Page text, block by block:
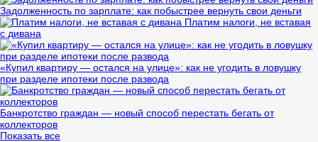
Задолженность по зарплате: как побыстрее вернуть свои деньги
Платим налоги, не вставая
с дивана
«Купил квартиру — остался на улице»: как не угодить в ловушку
при разделе ипотеки после развода
Банкротство граждан — новый способ перестать бегать от
коллекторов
Показать все